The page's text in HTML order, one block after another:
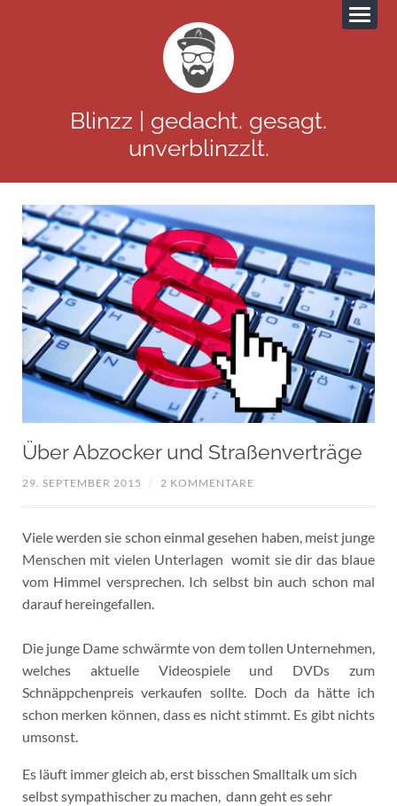
Blinzz | gedacht. gesagt.
unverblinzzlt.
Über Abzocker und Straßenverträge
29. SEPTEMBER 2015 / 2 KOMMENTARE
Viele werden sie schon einmal gesehen haben, meist junge
Menschen mit vielen Unterlagen womit sie dir das blaue
vom Himmel versprechen. Ich selbst bin auch schon mal
darauf hereingefallen.
Die junge Dame schwärmte von dem tollen Unternehmen,
welches aktuelle Videospiele und DVDs zum
Schnäppchenpreis verkaufen sollte. Doch da hätte ich
schon merken können, dass es nicht stimmt. Es gibt nichts
umsonst.
Es läuft immer gleich ab, erst bisschen Smalltalk um sich
selbst sympathischer zu machen, dann geht es sehr